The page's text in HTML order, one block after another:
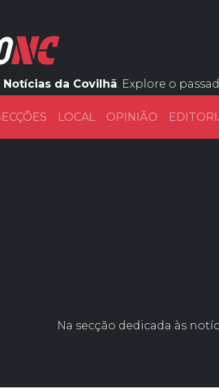
NC
Notícias da Covilhã. Explore o
LOCAL OPINIÃO
Na secção dedicada às